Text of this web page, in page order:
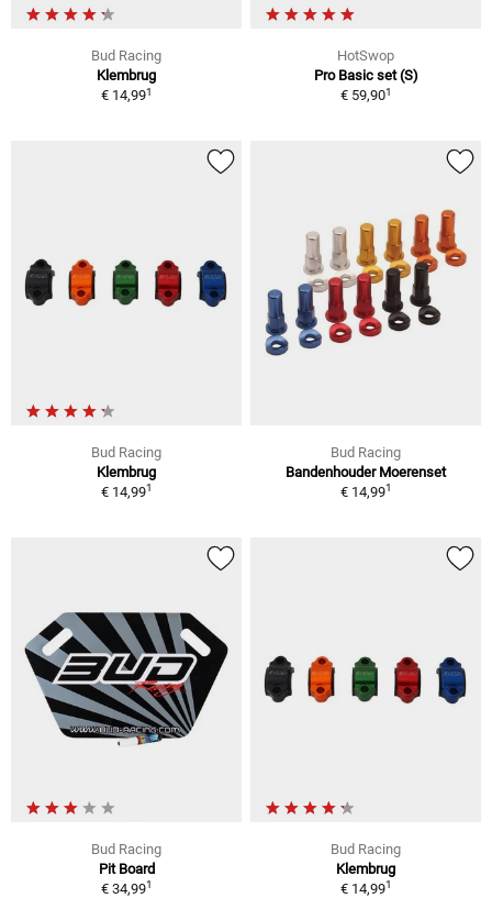
Bud Racing
Klembrug
€ 14,991
HotSwop
Pro Basic set (S)
€ 59,901
Bud Racing
Klembrug
€ 14,991
Bud Racing
Bandenhouder Moerenset
€ 14,991
Bud Racing
Pit Board
€ 34,991
Bud Racing
Klembrug
€ 14,991